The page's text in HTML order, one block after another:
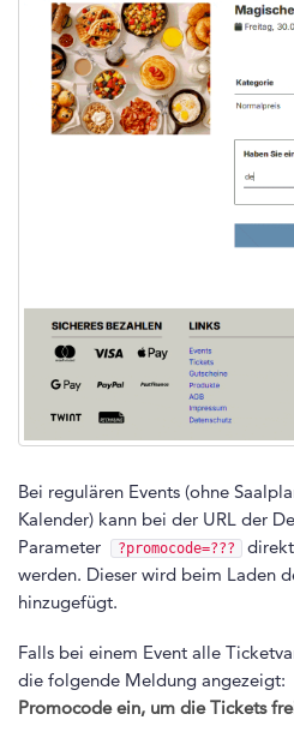
Bei regulären Events (ohne
Kalender) kann bei der URL der
Parameter
?promocode=???
werden. Dieser wird beim Laden
hinzugefügt.
Falls bei einem Event alle
die folgende Meldung angezeigt:
Promocode ein, um die Tickets